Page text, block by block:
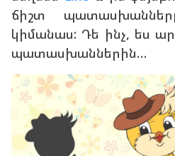
ճիշտ
կիմանաս: Դե ինչ, ես
պատասխաններին…